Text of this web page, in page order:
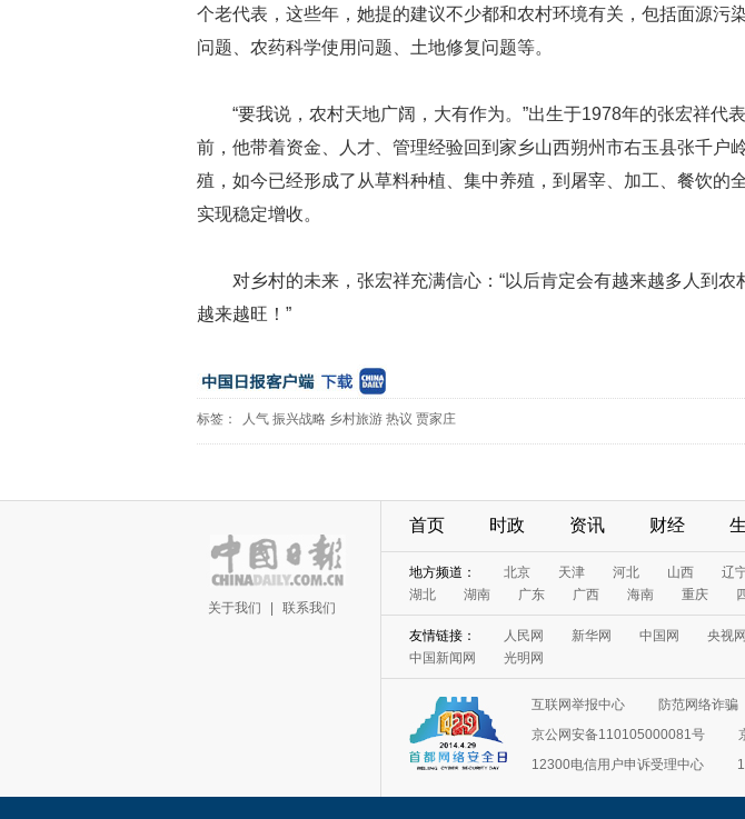
个老代表，这些年，她提的建议不少都和农村环境有关，包括面源污
问题、农药科学使用问题、土地修复问题等。
“要我说，农村天地广阔，大有作为。”出生于1978年的张宏祥代
前，他带着资金、人才、管理经验回到家乡山西朔州市右玉县张千户
殖，如今已经形成了从草料种植、集中养殖，到屠宰、加工、餐饮的
实现稳定增收。
对乡村的未来，张宏祥充满信心：“以后肯定会有越来越多人到农
越来越旺！”
标签： 人气 振兴战略 乡村旅游 热议 贾家庄
关于我们 联系我们
首页 时政 资讯 财经
地方频道： 北京 天津 河北 山西 辽
湖北
湖南 广东 广西 海南 重庆
友情链接： 人民网 新华网 中国网 央视网
中国新闻网
光明网
互联网举报中心 防范网络诈骗
京公网安备110105000081号
12300电信用户申诉受理中心